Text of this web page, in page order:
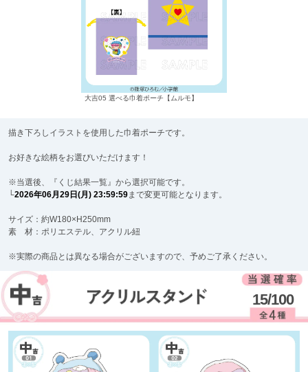
大吉05 選べる巾着ポーチ【ムルモ】
描き下ろしイラストを使用した巾着ポーチです。
お好きな絵柄をお選びいただけます！
※当選後、『くじ結果一覧』から選択可能です。
└2026年06月29日(月) 23:59:59まで変更可能となります。
サイズ：約W180×H250mm
素 材：ポリエステル、アクリル紐
※実際の商品とは異なる場合がございますので、予めご了承ください。
15/100